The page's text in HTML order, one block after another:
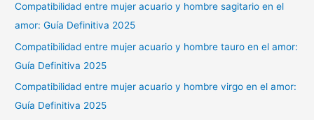
Compatibilidad entre mujer acuario y hombre sagitario en el
amor: Guía Definitiva 2025
Compatibilidad entre mujer acuario y hombre tauro en el amor:
Guía Definitiva 2025
Compatibilidad entre mujer acuario y hombre virgo en el amor:
Guía Definitiva 2025